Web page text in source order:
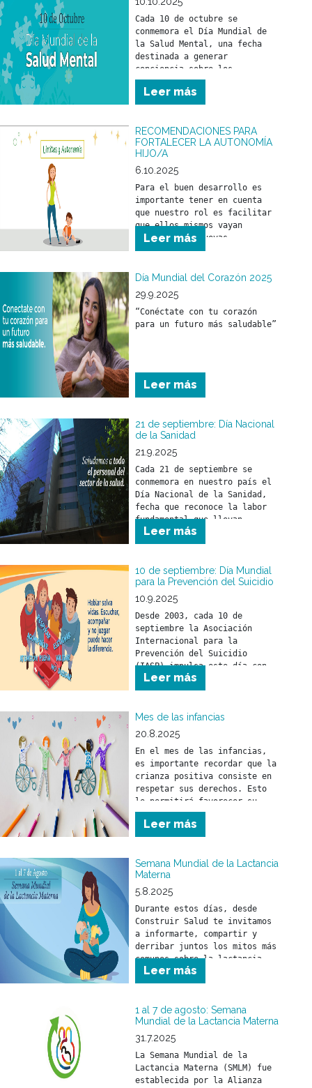
Cada 10 de octubre se
conmemora el Día Mundial de
la Salud Mental, una fecha
destinada a generar
conciencia sobre los
problemas vinculados con la
salud mental y a promover los
derechos de las personas que
objetivo de mejorar su
atención, cuidado y
Leer más
RECOMENDACIONES PARA
FORTALECER LA AUTONOMÍA
HIJO/A
6.10.2025
Para el buen desarrollo es
importante tener en cuenta
que nuestro rol es facilitar
que ellos mismos vayan
logrando sus nuevas
“conquistas”. Ponerse de pie,
buena capacidad de
irán adquiriendo por
imitación y propio
desarrollo.
Leer más
Día Mundial del Corazón 2025
29.9.2025
“Conéctate con tu corazón
para un futuro más saludable”
Leer más
21 de septiembre: Día Nacional
de la Sanidad
21.9.2025
Cada 21 de septiembre se
conmemora en nuestro país el
Día Nacional de la Sanidad,
fecha que reconoce la labor
fundamental que llevan
adelante los trabajadores y
trabajadoras del sector
Leer más
10 de septiembre: Día Mundial
para la Prevención del Suicidio
10.9.2025
Desde 2003, cada 10 de
septiembre la Asociación
Internacional para la
Prevención del Suicidio
(IASP) impulsa este día con
el objetivo de promover
compromisos y acciones
Leer más
Mes de las infancias
20.8.2025
En el mes de las infancias,
es importante recordar que la
crianza positiva consiste en
respetar sus derechos. Esto
le permitirá favorecer su
desarrollo físico, mental y
social.
Leer más
Semana Mundial de la Lactancia
Materna
5.8.2025
Durante estos días, desde
Construir Salud te invitamos
a informarte, compartir y
derribar juntos los mitos más
comunes sobre la lactancia.
Leer más
1 al 7 de agosto: Semana
Mundial de la Lactancia Materna
31.7.2025
La Semana Mundial de la
Lactancia Materna (SMLM) fue
establecida por la Alianza